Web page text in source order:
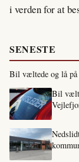
i verden for at
SENESTE
Bil væltede og lå på
Bil